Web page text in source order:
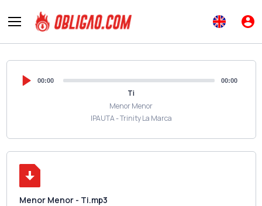
00:00 00:00
Ti
Menor Menor
IPAUTA - Trinity La Marca
Menor Menor - Ti.mp3